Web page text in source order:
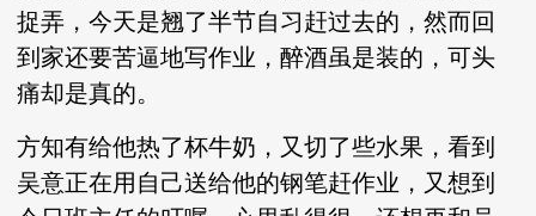
捉弄，今天是翘了半节自习赶过去的，然而回
到家还要苦逼地写作业，醉酒虽是装的，可头
痛却是真的。
方知有给他热了杯牛奶，又切了些水果，看到
吴意正在用自己送给他的钢笔赶作业，又想到